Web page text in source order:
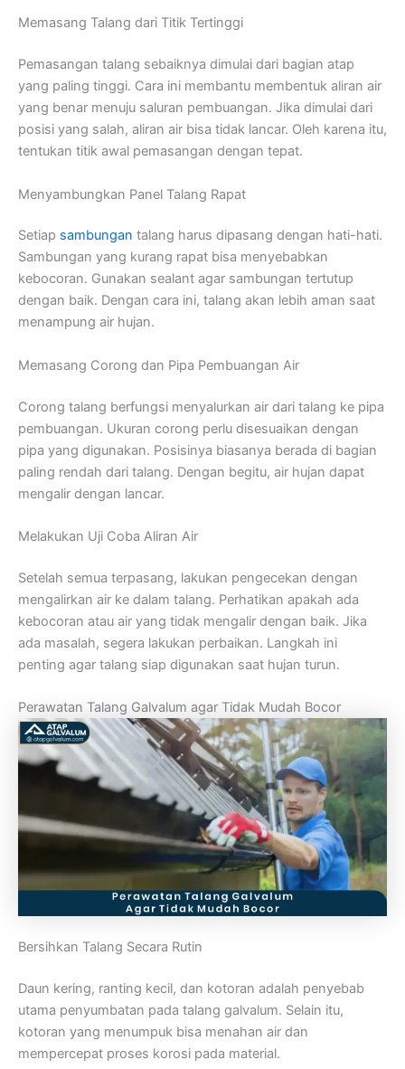
Memasang Talang dari Titik Tertinggi
Pemasangan talang sebaiknya dimulai dari bagian atap
yang paling tinggi. Cara ini membantu membentuk aliran air
yang benar menuju saluran pembuangan. Jika dimulai dari
posisi yang salah, aliran air bisa tidak lancar. Oleh karena itu,
tentukan titik awal pemasangan dengan tepat.
Menyambungkan Panel Talang Rapat
Setiap sambungan talang harus dipasang dengan hati-hati.
Sambungan yang kurang rapat bisa menyebabkan
kebocoran. Gunakan sealant agar sambungan tertutup
dengan baik. Dengan cara ini, talang akan lebih aman saat
menampung air hujan.
Memasang Corong dan Pipa Pembuangan Air
Corong talang berfungsi menyalurkan air dari talang ke pipa
pembuangan. Ukuran corong perlu disesuaikan dengan
pipa yang digunakan. Posisinya biasanya berada di bagian
paling rendah dari talang. Dengan begitu, air hujan dapat
mengalir dengan lancar.
Melakukan Uji Coba Aliran Air
Setelah semua terpasang, lakukan pengecekan dengan
mengalirkan air ke dalam talang. Perhatikan apakah ada
kebocoran atau air yang tidak mengalir dengan baik. Jika
ada masalah, segera lakukan perbaikan. Langkah ini
penting agar talang siap digunakan saat hujan turun.
Perawatan Talang Galvalum agar Tidak Mudah Bocor
Bersihkan Talang Secara Rutin
Daun kering, ranting kecil, dan kotoran adalah penyebab
utama penyumbatan pada talang galvalum. Selain itu,
kotoran yang menumpuk bisa menahan air dan
mempercepat proses korosi pada material.